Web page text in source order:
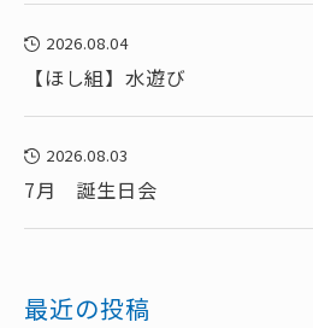
2026.08.04
【ほし組】水遊び
2026.08.03
7月 誕生日会
最近の投稿